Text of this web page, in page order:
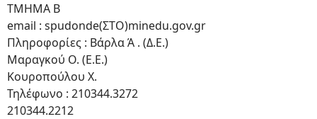
ΤΜΗΜΑ Β
email : spudonde(ΣΤΟ)minedu.gov.gr
Πληροφορίες : Βάρλα Ά . (Δ.Ε.)
Μαραγκού Ο. (Ε.Ε.)
Κουροπούλου Χ.
Τηλέφωνο : 210344.3272
210344.2212